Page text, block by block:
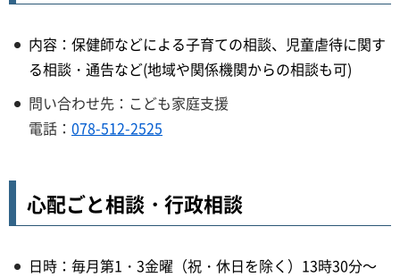
内容：保健師などによる子育ての相談、児童虐待に関す
る相談・通告など(地域や関係機関からの相談も可)
問い合わせ先：こども家庭支援
電話： 078-512-2525
心配ごと相談・行政相談
日時：毎月第1・3金曜（祝・休日を除く）13時30分～